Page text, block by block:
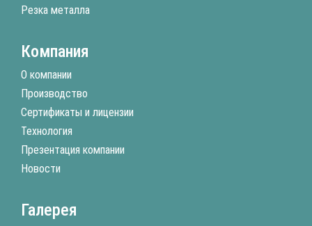
Резка металла
Компания
О компании
Производство
Сертификаты и лицензии
Технология
Презентация компании
Новости
Галерея